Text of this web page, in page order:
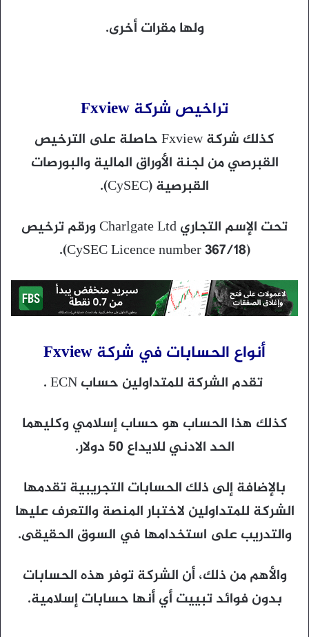
ولها مقرات أخرى.
تراخيص شركة Fxview
كذلك شركة Fxview حاصلة على الترخيص
القبرصي من لجنة الأوراق المالية والبورصات
القبرصية (CySEC).
تحت الإسم التجاري Charlgate Ltd ورقم ترخيص
(CySEC Licence number 367/18).
أنواع الحسابات في شركة Fxview
تقدم الشركة للمتداولين حساب ECN .
كذلك هذا الحساب هو حساب إسلامي وكليهما
الحد الادني للايداع 50 دولار.
بالإضافة إلى ذلك الحسابات التجريبية تقدمها
الشركة للمتداولين لاختبار المنصة والتعرف عليها
والتدريب على استخدامها في السوق الحقيقى.
والأهم من ذلك، أن الشركة توفر هذه الحسابات
بدون فوائد تبييت أي أنها حسابات إسلامية.